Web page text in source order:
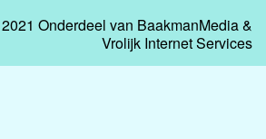
Onderdeel van BaakmanMedia&
Vrolijk Internet Services